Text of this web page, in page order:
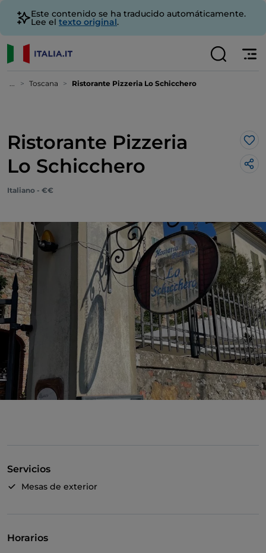
Este contenido se ha traducido automáticamente.
Lee el texto original.
... Toscana Ristorante Pizzeria Lo Schicchero
Ristorante Pizzeria
Lo Schicchero
Me
Italiano - €€
Servicios
Mesas de exterior
Horarios